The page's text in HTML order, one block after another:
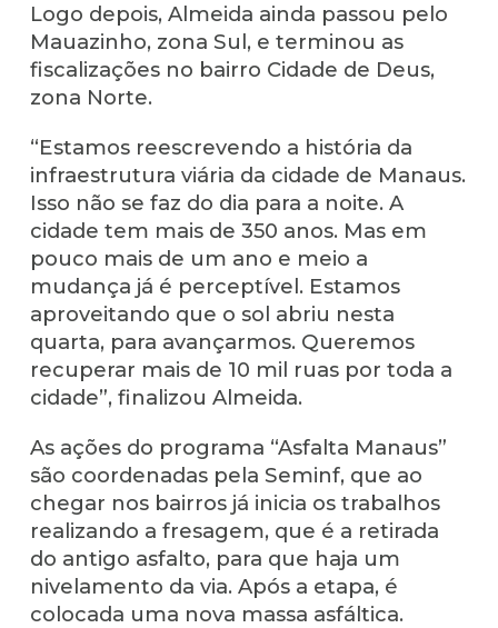
Logo depois, Almeida ainda passou pelo
Mauazinho, zona Sul, e terminou as
fiscalizações no bairro Cidade de Deus,
zona Norte.
“Estamos reescrevendo a história da
infraestrutura viária da cidade de Manaus.
Isso não se faz do dia para a noite. A
cidade tem mais de 350 anos. Mas em
pouco mais de um ano e meio a
mudança já é perceptível. Estamos
aproveitando que o sol abriu nesta
quarta, para avançarmos. Queremos
recuperar mais de 10 mil ruas por toda a
cidade”, finalizou Almeida.
As ações do programa “Asfalta Manaus”
são coordenadas pela Seminf, que ao
chegar nos bairros já inicia os trabalhos
realizando a fresagem, que é a retirada
do antigo asfalto, para que haja um
nivelamento da via. Após a etapa, é
colocada uma nova massa asfáltica.